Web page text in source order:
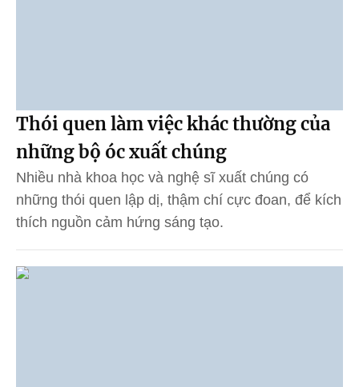
Thói quen làm việc khác thường của
những bộ óc xuất chúng
Nhiều nhà khoa học và nghệ sĩ xuất chúng có
những thói quen lập dị, thậm chí cực đoan, để kích
thích nguồn cảm hứng sáng tạo.